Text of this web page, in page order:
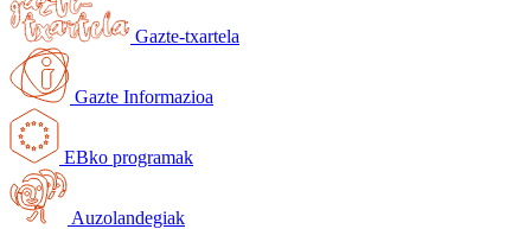
Gazte-txartela
Gazte Informazioa
EBko programak
Auzolandegiak